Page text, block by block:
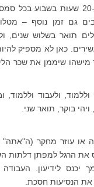
כלומר, על הסטודנט התקין ללמוד בין 18 ל-20
גם זמן נוסף –
תואר בשלוש שנים,
כאן לא מספיק
שיממן את שכר
ולעבוד וללמוד,
בוקר, תואר שני.
או עוזר מחקר (ה"אתה"
את הרגל למפתן דלתות
לידיעון.
הנסיעות חסכת.